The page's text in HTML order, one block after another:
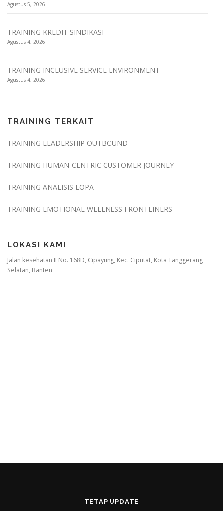
Agustus 5, 2026
TRAINING KREDIT SINDIKASI
Agustus 4, 2026
TRAINING INCLUSIVE SERVICE ENVIRONMENT
Agustus 4, 2026
TRAINING TERKAIT
TRAINING LEADERSHIP OUTBOUND
TRAINING HUMAN-CENTRIC CUSTOMER JOURNEY
TRAINING ANALISIS LOPA
TRAINING EMOTIONAL WELLNESS FRONTLINERS
LOKASI KAMI
Jalan kesehatan II No. 168D, Cipayung, Kec. Ciputat, Kota Tanggerang
Selatan, Banten
TETAP UPDATE